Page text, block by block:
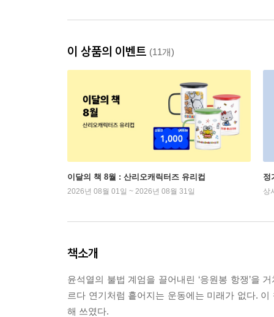
이 상품의 이벤트 (11개)
이달의 책 8월 : 산리오캐릭터즈 유리컵
2026년 08월 01일 ~ 2026년 08월 31일
정
상
책소개
윤석열의 불법 계엄을 끌어내린 ‘응원봉 항쟁’을
르다 연기처럼 흩어지는 운동에는 미래가 없다.
해 쓰였다.